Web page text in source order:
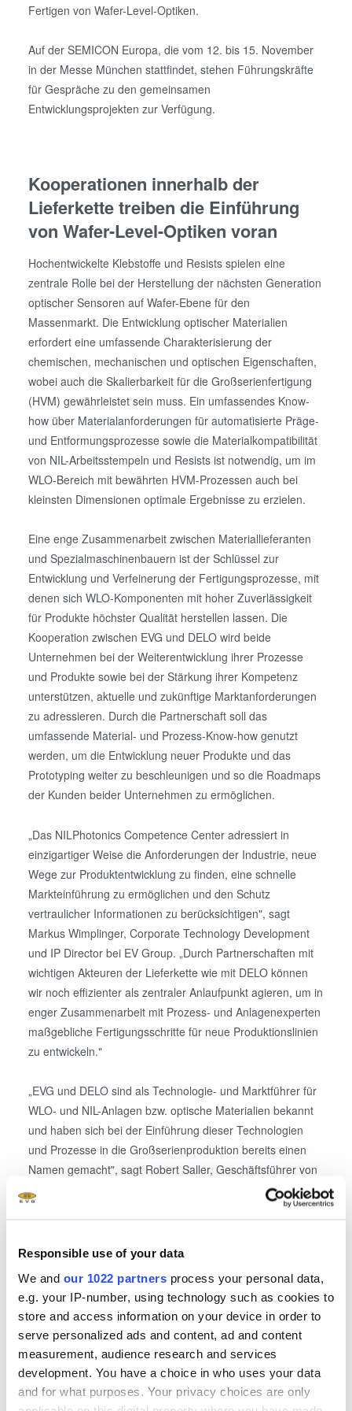
Responsible use of your data
We and our 1022 partners process your personal data,
e.g. your IP-number, using technology such as cookies to
store and access information on your device in order to
serve personalized ads and content, ad and content
measurement, audience research and services
development. You have a choice in who uses your data
and for what purposes. Your privacy choices are only
Fertigen von Wafer-Level-Optiken.
Auf der SEMICON Europa, die vom 12. bis 15. November
in der Messe München stattfindet, stehen Führungskräfte
für Gespräche zu den gemeinsamen
Entwicklungsprojekten zur Verfügung.
Kooperationen innerhalb der
Lieferkette treiben die Einführung
von Wafer-Level-Optiken voran
Hochentwickelte Klebstoffe und Resists spielen eine
zentrale Rolle bei der Herstellung der nächsten Generation
optischer Sensoren auf Wafer-Ebene für den
Massenmarkt. Die Entwicklung optischer Materialien
erfordert eine umfassende Charakterisierung der
chemischen, mechanischen und optischen Eigenschaften,
wobei auch die Skalierbarkeit für die Großserienfertigung
(HVM) gewährleistet sein muss. Ein umfassendes Know-
how über Materialanforderungen für automatisierte Präge-
und Entformungsprozesse sowie die Materialkompatibilität
von NIL-Arbeitsstempeln und Resists ist notwendig, um im
WLO-Bereich mit bewährten HVM-Prozessen auch bei
kleinsten Dimensionen optimale Ergebnisse zu erzielen.
Eine enge Zusammenarbeit zwischen Materiallieferanten
und Spezialmaschinenbauern ist der Schlüssel zur
Entwicklung und Verfeinerung der Fertigungsprozesse, mit
denen sich WLO-Komponenten mit hoher Zuverlässigkeit
für Produkte höchster Qualität herstellen lassen. Die
Kooperation zwischen EVG und DELO wird beide
Unternehmen bei der Weiterentwicklung ihrer Prozesse
und Produkte sowie bei der Stärkung ihrer Kompetenz
unterstützen, aktuelle und zukünftige Marktanforderungen
zu adressieren. Durch die Partnerschaft soll das
umfassende Material- und Prozess-Know-how genutzt
werden, um die Entwicklung neuer Produkte und das
Prototyping weiter zu beschleunigen und so die Roadmaps
der Kunden beider Unternehmen zu ermöglichen.
„Das NILPhotonics Competence Center adressiert in
einzigartiger Weise die Anforderungen der Industrie, neue
Wege zur Produktentwicklung zu finden, eine schnelle
Markteinführung zu ermöglichen und den Schutz
vertraulicher Informationen zu berücksichtigen", sagt
Markus Wimplinger, Corporate Technology Development
und IP Director bei EV Group. „Durch Partnerschaften mit
wichtigen Akteuren der Lieferkette wie mit DELO können
wir noch effizienter als zentraler Anlaufpunkt agieren, um in
enger Zusammenarbeit mit Prozess- und Anlagenexperten
maßgebliche Fertigungsschritte für neue Produktionslinien
zu entwickeln."
„EVG und DELO sind als Technologie- und Marktführer für
WLO- und NIL-Anlagen bzw. optische Materialien bekannt
und haben sich bei der Einführung dieser Technologien
und Prozesse in die Großserienproduktion bereits einen
Namen gemacht", sagt Robert Saller, Geschäftsführer von
DELO. „Gemeinsam können wir unser Know-how in der
Anwendung der Wafer-Level-Prozesstechnologie für die
einbringen, was EVG zu einem idealen Partner bei der
Zusammenarbeit können wir wiederum noch stärker als
Anwendungsexperte und Premium-Partner bei unseren
Anwendungen und Lösungen für